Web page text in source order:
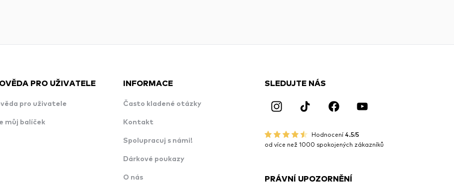
PRO UŽIVATELE
pro uživatele
můj balíček
INFORMACE
Často kladené otázky
Kontakt
Spolupracuj s námi!
Dárkové poukazy
O nás
SLEDUJTE NÁS
Hodnocení 4.5/5
od více než 1000 spokojených zákazníků
PRÁVNÍ UPOZORNĚNÍ